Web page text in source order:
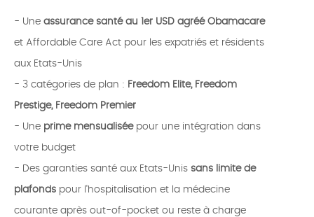
- Une assurance santé au 1er USD agréé Obamacare
et Affordable Care Act pour les expatriés et résidents
aux Etats-Unis
- 3 catégories de plan : Freedom Elite, Freedom
Prestige, Freedom Premier
- Une prime mensualisée pour une intégration dans
votre budget
- Des garanties santé aux Etats-Unis sans limite de
plafonds pour l'hospitalisation et la médecine
courante après out-of-pocket ou reste à charge